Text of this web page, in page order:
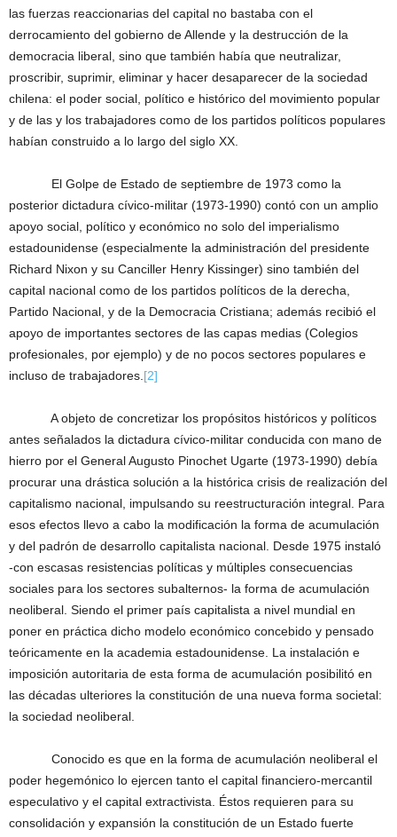
las fuerzas reaccionarias del capital no bastaba con el
derrocamiento del gobierno de Allende y la destrucción de la
democracia liberal, sino que también había que neutralizar,
proscribir, suprimir, eliminar y hacer desaparecer de la sociedad
chilena: el poder social, político e histórico del movimiento popular
y de las y los trabajadores como de los partidos políticos populares
habían construido a lo largo del siglo XX.
El Golpe de Estado de septiembre de 1973 como la
posterior dictadura cívico-militar (1973-1990) contó con un amplio
apoyo social, político y económico no solo del imperialismo
estadounidense (especialmente la administración del presidente
Richard Nixon y su Canciller Henry Kissinger) sino también del
capital nacional como de los partidos políticos de la derecha,
Partido Nacional, y de la Democracia Cristiana; además recibió el
apoyo de importantes sectores de las capas medias (Colegios
profesionales, por ejemplo) y de no pocos sectores populares e
incluso de trabajadores. [2]
A objeto de concretizar los propósitos históricos y políticos
antes señalados la dictadura cívico-militar conducida con mano de
hierro por el General Augusto Pinochet Ugarte (1973-1990) debía
procurar una drástica solución a la histórica crisis de realización del
capitalismo nacional, impulsando su reestructuración integral. Para
esos efectos llevo a cabo la modificación la forma de acumulación
y del padrón de desarrollo capitalista nacional. Desde 1975 instaló
-con escasas resistencias políticas y múltiples consecuencias
sociales para los sectores subalternos- la forma de acumulación
neoliberal. Siendo el primer país capitalista a nivel mundial en
poner en práctica dicho modelo económico concebido y pensado
teóricamente en la academia estadounidense. La instalación e
imposición autoritaria de esta forma de acumulación posibilitó en
las décadas ulteriores la constitución de una nueva forma societal:
la sociedad neoliberal.
Conocido es que en la forma de acumulación neoliberal el
poder hegemónico lo ejercen tanto el capital financiero-mercantil
especulativo y el capital extractivista. Éstos requieren para su
consolidación y expansión la constitución de un Estado fuerte